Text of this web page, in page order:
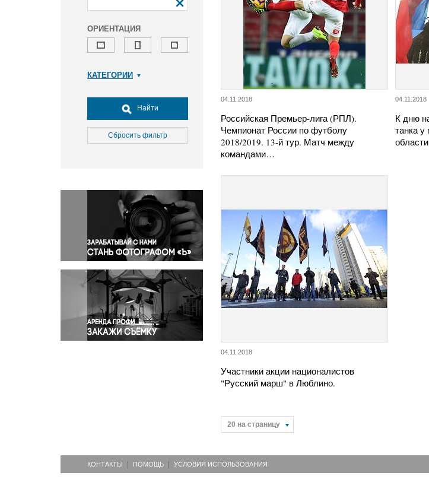
ОРИЕНТАЦИЯ
КАТЕГОРИИ
Досуг, туризм и отдых
Культура
Медицина
Окружающая среда
Политика
Правосудие
Происшествия и конфликты
Религия
Светская жизнь
Спорт
Экология
Экономика и бизнес
Найти
Сбросить фильтр
04.11.2018
Российская Премьер-лига (РПЛ).
Чемпионат России по футболу
2018/2019. 13-й тур. Матч между
командами…
04.11.2018
К дню
танка у
04.11.2018
Участники акции националистов
"Русский марш" в Люблино.
20 на страницу
КОНТАКТЫ ПОМОЩЬ УСЛОВИЯ ИСПОЛЬЗОВАНИЯ